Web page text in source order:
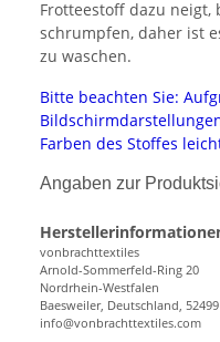
Frotteestoff dazu neigt,
schrumpfen, daher ist
zu waschen.
Bitte beachten Sie:
Farben des Stoffes
Angaben zur
vonbrachttextiles
Arnold-Sommerfeld-Ring 20
Nordrhein-Westfalen
Baesweiler, Deutschland, 52499
info@vonbrachttextiles.com